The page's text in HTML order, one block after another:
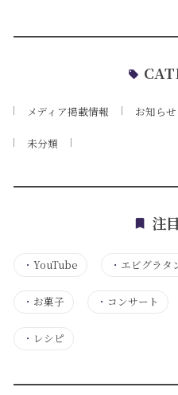
メディア掲載情報 お知らせ
未分類
注
・ YouTube ・ エビグラタ
・ お菓子 ・ コンサート
・ レシピ